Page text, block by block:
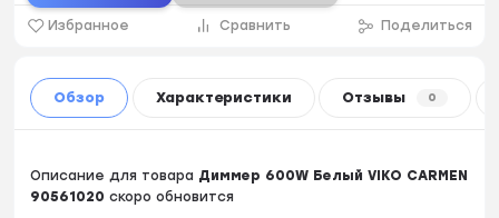
Избранное Сравнить Поделиться
Обзор Характеристики Отзывы 0
Описание для товара Диммер 600W Белый VIKO CARMEN
90561020 скоро обновится